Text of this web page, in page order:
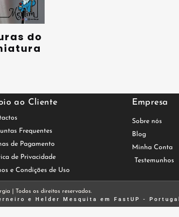
do
ao Cliente Empresa
Frequentes
de Pagamento
de Privacidade
e Condições de Uso
Sobre nós
Blog
Minha Conta
Testemunhos
| Todos os direitos reservados.
e Helder Mesquita em FastUP - Portugal